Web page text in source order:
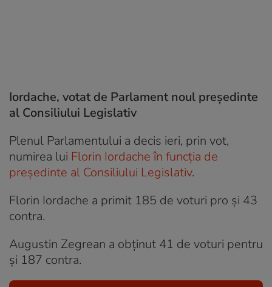
Iordache, votat de Parlament noul președinte
al Consiliului Legislativ
Plenul Parlamentului a decis ieri, prin vot,
numirea lui Florin Iordache în funcţia de
preşedinte al Consiliului Legislativ.
Florin Iordache a primit 185 de voturi pro şi 43
contra.
Augustin Zegrean a obţinut 41 de voturi pentru
şi 187 contra.